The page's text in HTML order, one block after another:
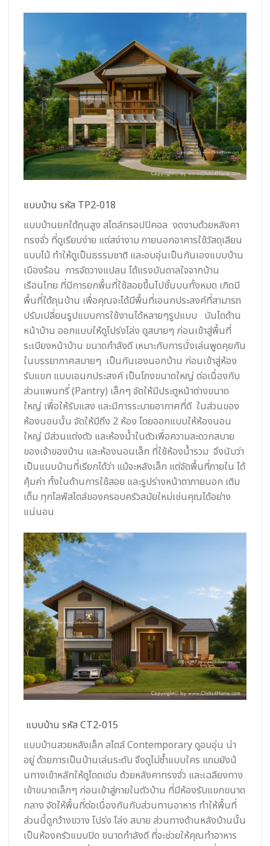
แบบบ้าน รหัส TP2-018
แบบบ้านยกใต้ถุนสูง สไตล์ทรอปปิคอล งดงามด้วยหลังคา
ทรงจั่ว ที่ดูเรียบง่าย แต่สง่างาม ภายนอกอาคารใช้วัสดุเลียน
แบบไม้ ทำให้ดูเป็นธรรมชาติ และอบอุ่นเป็นกันเองแบบบ้าน
เมืองร้อน การจัดวางแปลน ได้แรงบันดาลใจจากบ้าน
เรือนไทย ที่มีการยกพื้นที่ใช้สอยขึ้นไปชั้นบนทั้งหมด เกิดมี
พื้นที่ใต้ถุนบ้าน เพื่อคุณจะได้มีพื้นที่เอนกประสงค์ที่สามารถ
ปรับเปลี่ยนรูปแบบการใช้งานได้หลายๆรูปแบบ บันไดด้าน
หน้าบ้าน ออกแบบให้ดูโปร่งโล่ง ดูสบายๆ ก่อนเข้าสู่พื้นที่
ระเบียงหน้าบ้าน ขนาดกำลังดี เหมาะกับการนั่งเล่นพูดคุยกัน
ในบรรยากาศสบายๆ เป็นกันเองนอกบ้าน ก่อนเข้าสู่ห้อง
รับแขก แบบเอนกประสงค์ เป็นโถงขนาดใหญ่ ต่อเนื่องกับ
ส่วนแพนทรี่ (Pantry) เล็กๆ จัดให้มีประตูหน้าต่างขนาด
ใหญ่ เพื่อให้รับแสง และมีการระบายอากาศที่ดี ในส่วนของ
ห้องนอนนั้น จัดให้มีถึง 2 ห้อง โดยออกแบบให้ห้องนอน
ใหญ่ มีส่วนแต่งตัว และห้องน้ำในตัวเพื่อความสะดวกสบาย
ของเจ้าของบ้าน และห้องนอนเล็ก ที่ใช้ห้องน้ำรวม จึงนับว่า
เป็นแบบบ้านที่เรียกได้ว่า แม้จะหลังเล็ก แต่จัดพื้นที่ภายใน ได้
คุ้มค่า ทั้งในด้านการใช้สอย และรูปร่างหน้าตาภายนอก เติม
เต็ม ทุกไลฟ์สไตล์ของครอบครัวสมัยใหม่เช่นคุณได้อย่าง
แน่นอน
แบบบ้าน รหัส CT2-015
แบบบ้านสวยหลังเล็ก สไตล์ Contemporary ดูอบอุ่น น่า
อยู่ ด้วยการเป็นบ้านเล่นระดับ จึงดูไม่ซ้ำแบบใคร แถมยังน้
นทางเข้าหลักให้ดูโดดเด่น ด้วยหลังคาทรงจั่ว และเฉลียงทาง
เข้าขนาดเล็กๆ ก่อนเข้าสู่ภายในตัวบ้าน ที่มีห้องรับแขกขนาด
กลาง จัดให้พื้นที่ต่อเนื่องกันกับส่วนทานอาหาร ทำให้พื้นที่
ส่วนนี้ดูกว้างขวาง โปร่ง โล่ง สบาย ส่วนทางด้านหลังบ้านนั้น
เป็นห้องครัวแบบปิด ขนาดกำลังดี ที่จะช่วยให้คุณทำอาหาร